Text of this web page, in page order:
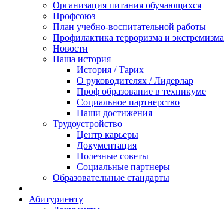
Организация питания обучающихся
Профсоюз
План учебно-воспитательной работы
Профилактика терроризма и экстремизма
Новости
Наша история
История / Тарих
О руководителях / Лидерлар
Проф образование в техникуме
Социальное партнерство
Наши достижения
Трудоустройство
Центр карьеры
Документация
Полезные советы
Социальные партнеры
Образовательные стандарты
Абитуриенту